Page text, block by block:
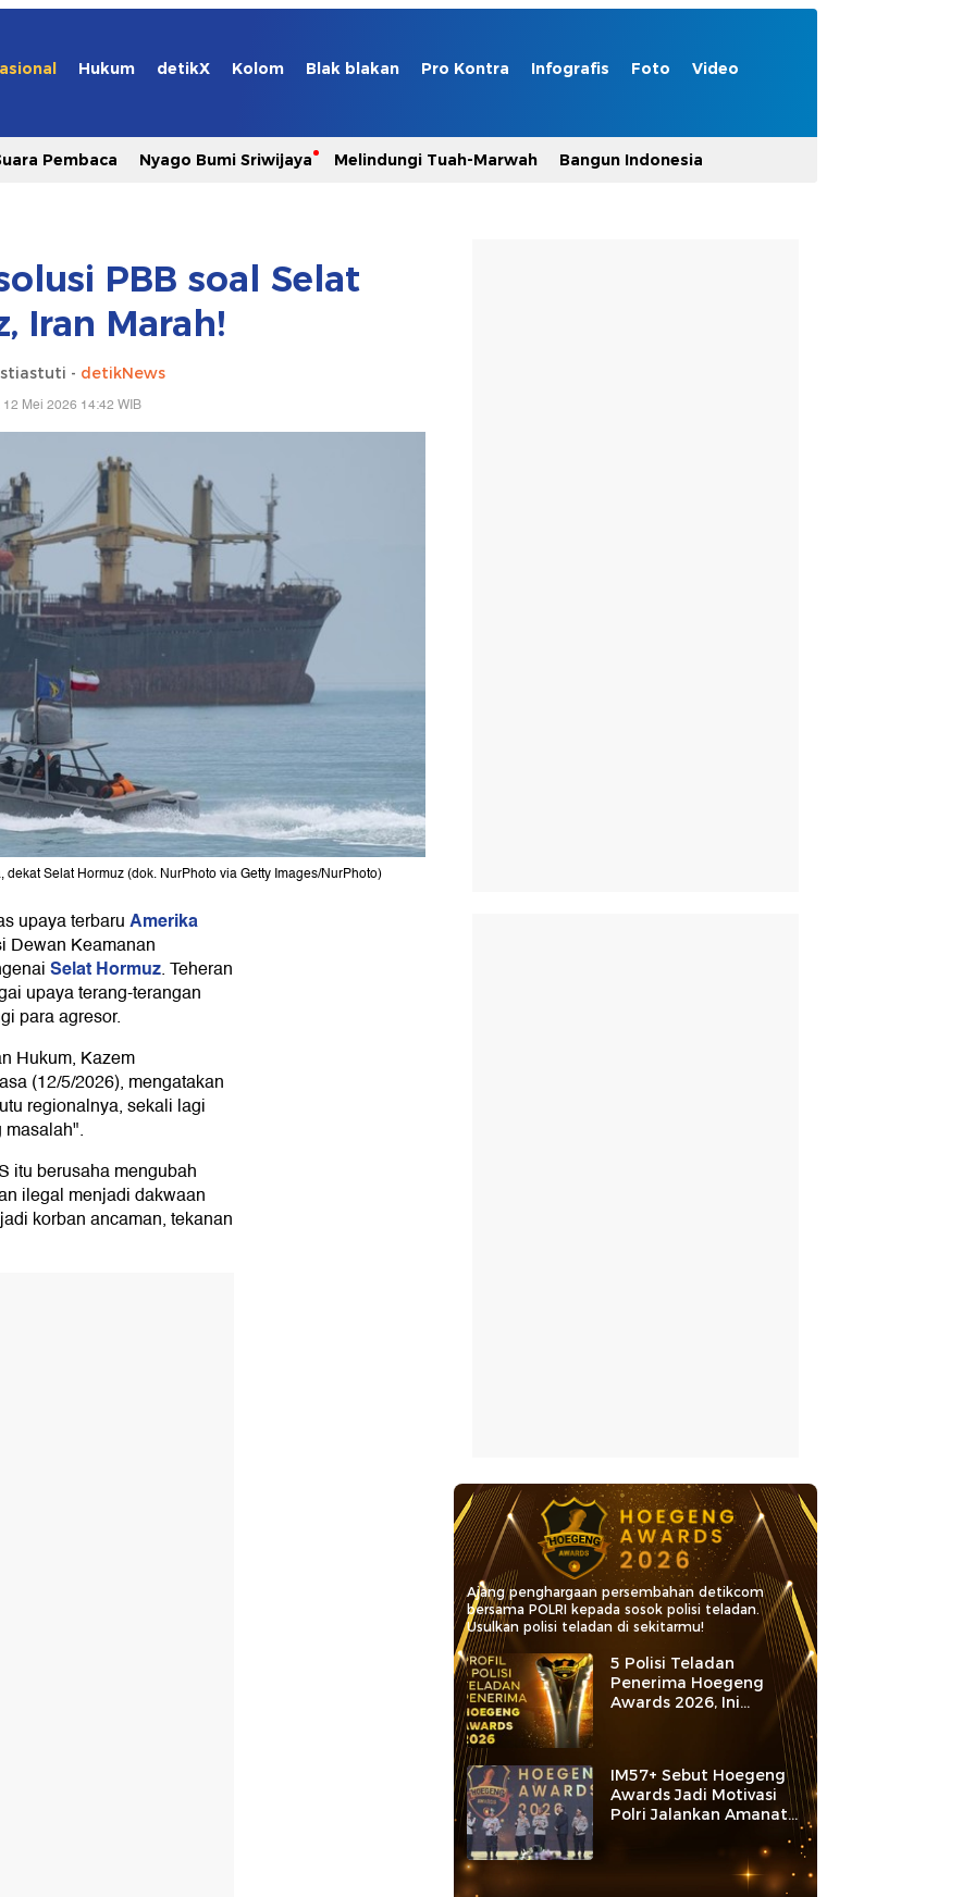
Hukum detikX Kolom Blak blakan Pro Kontra Infografis Foto Video
Pembaca Nyago Bumi Sriwijaya Melindungi Tuah-Marwah Bangun Indonesia
PBB soal Selat
Iran Marah!
- detikNews
Mei 2026 14:42 WIB
Selat Hormuz (dok. NurPhoto via Getty Images/NurPhoto)
upaya terbaruAmerika
Dewan Keamanan
Selat Hormuz. Teheran
upaya terang-terangan
para agresor.
Hukum, Kazem
(12/5/2026), mengatakan
regionalnya, sekali lagi
itu berusaha mengubah
ilegal menjadi dakwaan
korban ancaman, tekanan
Ajang penghargaan persembahan detikcom
bersama POLRI kepada sosok polisi teladan.
Usulkan polisi teladan di sekitarmu!
5 Polisi Teladan
Penerima Hoegeng
Awards 2026, Ini
Kategori dan Kiprahnya
IM57+ Sebut Hoegeng
Awards Jadi Motivasi
Polri Jalankan Amanat